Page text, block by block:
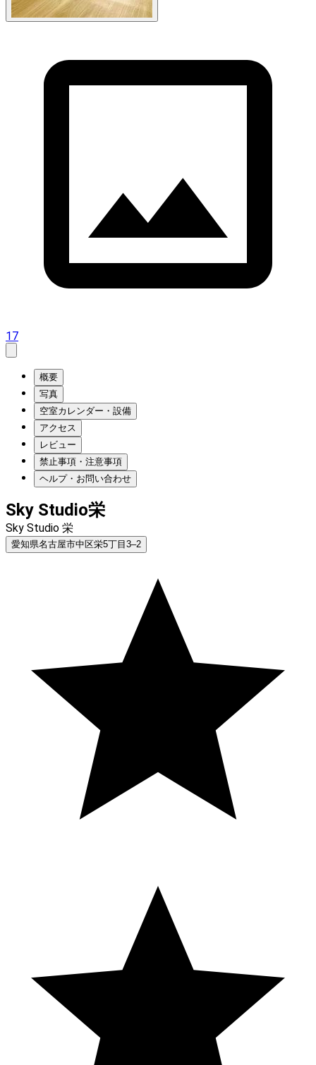
17
概要
写真
空室カレンダー・設備
アクセス
レビュー
禁止事項・注意事項
ヘルプ・お問い合わせ
Sky Studio栄
Sky Studio 栄
愛知県名古屋市中区栄5丁目3–2